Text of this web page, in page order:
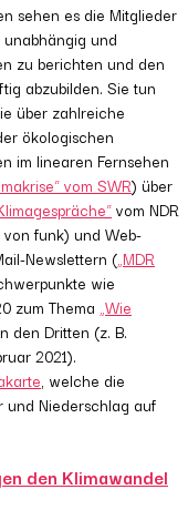
sehen es die Mitglieder
und
zu berichten und den
abzubilden. Sie tun
über zahlreiche
ökologischen
im linearen Fernsehen
vom SWR) über
vom NDR
von funk) und Web-
Newslettern („MDR
wie
zum Thema „Wie
den Dritten (z. B.
2021).
, welche die
und Niederschlag auf
den Klimawandel